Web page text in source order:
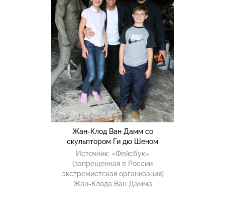
Жан-Клод Ван Дамм со
скульптором Ги дю Шеном
Источник: «Фейсбук»
(запрещенная в России
экстремистская организация)
Жан-Клода Ван Дамма